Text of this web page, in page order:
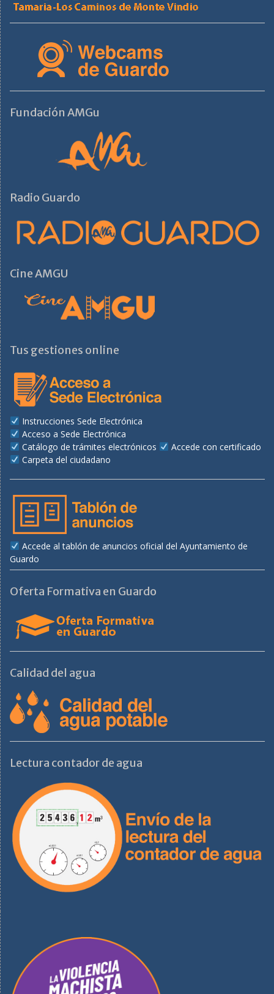
Fundación AMGu
Radio Guardo
Cine AMGU
Tus gestiones online
Instrucciones Sede Electrónica
Acceso a Sede Electrónica
Catálogo de trámites electrónicos
Accede con certificado
Carpeta del ciudadano
Accede al tablón de anuncios oficial del Ayuntamiento de
Guardo
Oferta Formativa en Guardo
Calidad del agua
Lectura contador de agua